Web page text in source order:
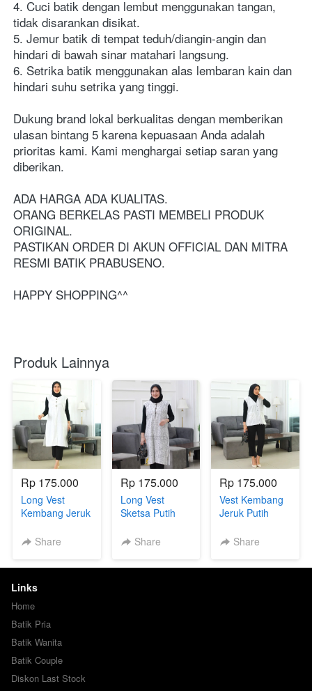
4. Cuci batik dengan lembut menggunakan tangan,
tidak disarankan disikat.
5. Jemur batik di tempat teduh/diangin-angin dan
hindari di bawah sinar matahari langsung.
6. Setrika batik menggunakan alas lembaran kain dan
hindari suhu setrika yang tinggi.
Dukung brand lokal berkualitas dengan memberikan
ulasan bintang 5 karena kepuasaan Anda adalah
prioritas kami. Kami menghargai setiap saran yang
diberikan.
ADA HARGA ADA KUALITAS.
ORANG BERKELAS PASTI MEMBELI PRODUK
ORIGINAL.
PASTIKAN ORDER DI AKUN OFFICIAL DAN MITRA
RESMI BATIK PRABUSENO.
HAPPY SHOPPING^^
Produk Lainnya
Rp 175.000
Long Vest
Kembang Jeruk
Share
Rp 175.000
Long Vest
Sketsa Putih
Share
Rp 175.000
Vest Kembang
Jeruk Putih
Share
Links
Home
Batik Pria
Batik Wanita
Batik Couple
Diskon Last Stock